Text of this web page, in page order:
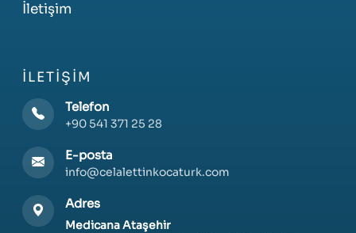
İletişim
İLETIŞIM
Telefon
+90 541 371 25 28
E-posta
info@celalettinkocaturk.com
Adres
Medicana Ataşehir